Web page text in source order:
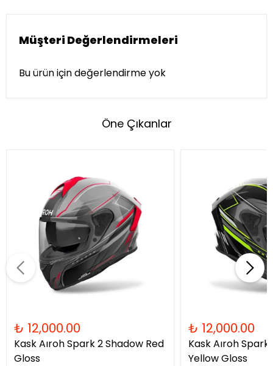
Müşteri Değerlendirmeleri
Bu ürün için değerlendirme yok
Öne Çıkanlar
₺ 12,000.00
Kask Aıroh Spark 2 Shadow Red
Gloss
₺ 12,000.00
Kask Aıroh
Yellow Gloss